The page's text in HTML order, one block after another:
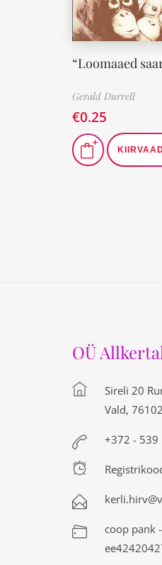
“Loomaaed
Gerald Durrell
€0.25
OÜ
Sireli 20
Vald, 76102
+372 - 539
coop pank -